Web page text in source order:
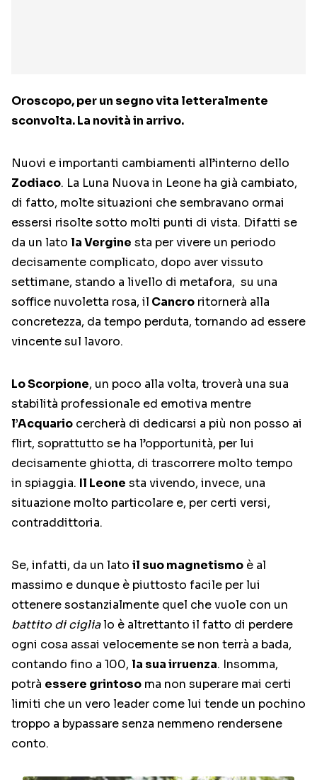
Oroscopo, per un segno vita letteralmente
sconvolta. La novità in arrivo.
Nuovi e importanti cambiamenti all’interno dello
Zodiaco. La Luna Nuova in Leone ha già cambiato,
di fatto, molte situazioni che sembravano ormai
essersi risolte sotto molti punti di vista. Difatti se
da un lato la Vergine sta per vivere un periodo
decisamente complicato, dopo aver vissuto
settimane, stando a livello di metafora, su una
soffice nuvoletta rosa, il Cancro ritornerà alla
concretezza, da tempo perduta, tornando ad essere
vincente sul lavoro.
Lo Scorpione, un poco alla volta, troverà una sua
stabilità professionale ed emotiva mentre
l’Acquario cercherà di dedicarsi a più non posso ai
flirt, soprattutto se ha l’opportunità, per lui
decisamente ghiotta, di trascorrere molto tempo
in spiaggia. Il Leone sta vivendo, invece, una
situazione molto particolare e, per certi versi,
contraddittoria.
Se, infatti, da un lato il suo magnetismo è al
massimo e dunque è piuttosto facile per lui
ottenere sostanzialmente quel che vuole con un
battito di ciglialo è altrettanto il fatto di perdere
ogni cosa assai velocemente se non terrà a bada,
contando fino a 100, la sua irruenza. Insomma,
potrà essere grintoso ma non superare mai certi
limiti che un vero leader come lui tende un pochino
troppo a bypassare senza nemmeno rendersene
conto.